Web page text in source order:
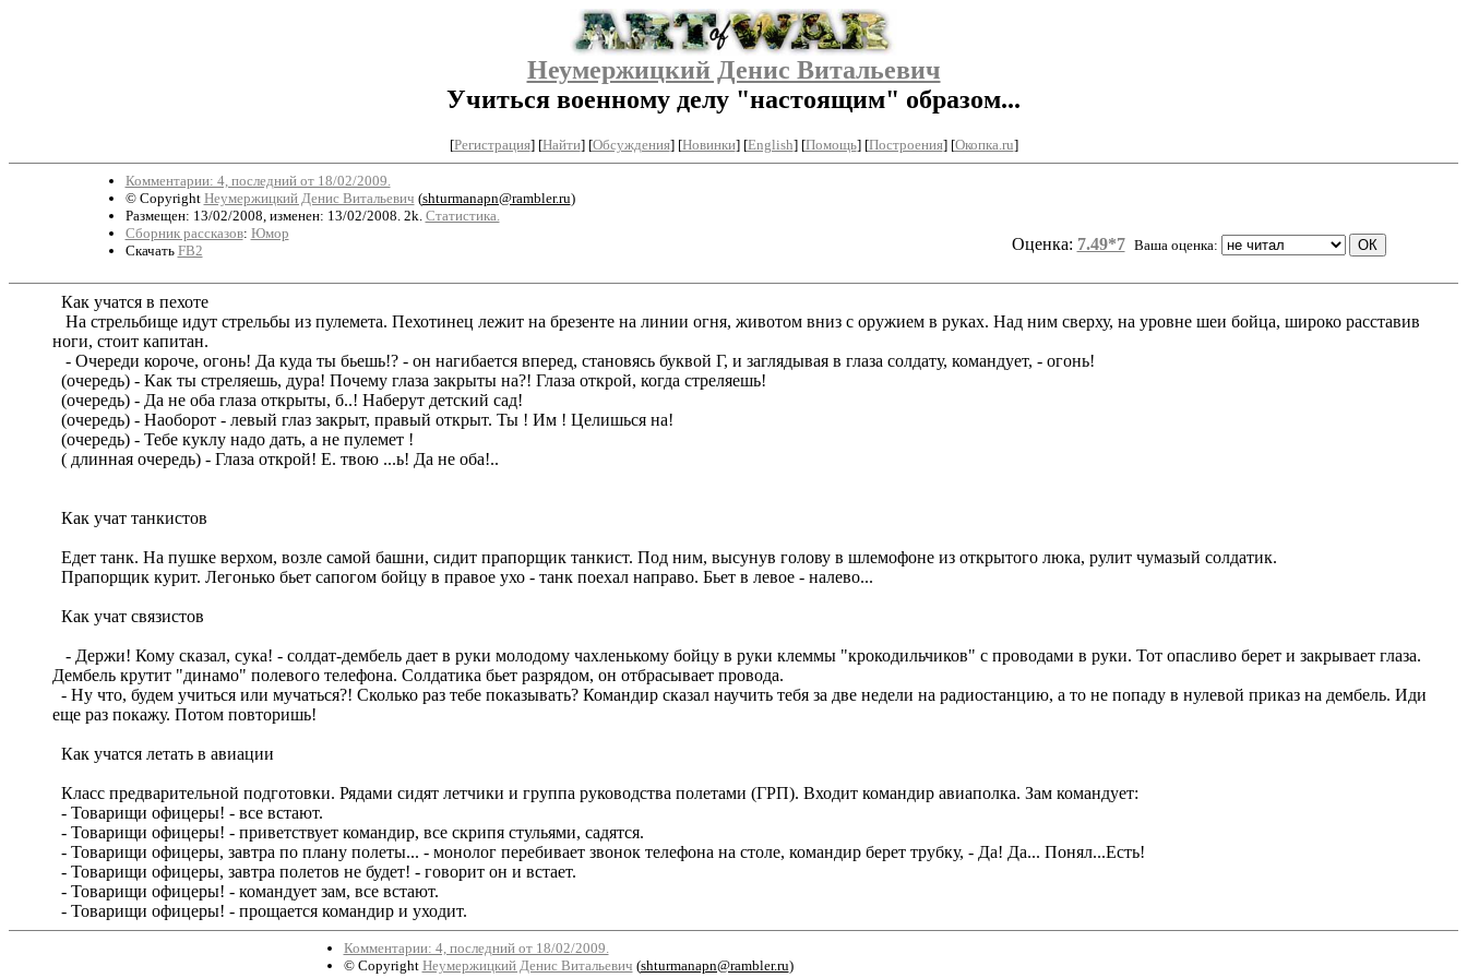
Неумержицкий Денис Витальевич
Учиться военному делу "настоящим" образом...
[Регистрация] [Найти] [Обсуждения] [Новинки] [English] [Помощь] [Построения] [Окопка.ru]
Комментарии: 4, последний от 18/02/2009.
© Copyright Неумержицкий Денис Витальевич (shturmanapn@rambler.ru)
Размещен: 13/02/2008, изменен: 13/02/2008. 2k. Статистика.
Сборник рассказов: Юмор
Скачать FB2 Оценка: 7.49*7 Ваша оценка:
Как учатся в пехоте
На стрельбище идут стрельбы из пулемета. Пехотинец лежит на брезенте на линии огня, животом вниз с оружием в руках. Над ним сверху, на уровне шеи бойца, широко расставив
ноги, стоит капитан.
- Очереди короче, огонь! Да куда ты бьешь!? - он нагибается вперед, становясь буквой Г, и заглядывая в глаза солдату, командует, - огонь!
(очередь) - Как ты стреляешь, дура! Почему глаза закрыты на?! Глаза открой, когда стреляешь!
(очередь) - Да не оба глаза открыты, б..! Наберут детский сад!
(очередь) - Наоборот - левый глаз закрыт, правый открыт. Ты ! Им ! Целишься на!
(очередь) - Тебе куклу надо дать, а не пулемет !
( длинная очередь) - Глаза открой! Е. твою ...ь! Да не оба!..
Как учат танкистов
Едет танк. На пушке верхом, возле самой башни, сидит прапорщик танкист. Под ним, высунув голову в шлемофоне из открытого люка, рулит чумазый солдатик.
Прапорщик курит. Легонько бьет сапогом бойцу в правое ухо - танк поехал направо. Бьет в левое - налево...
Как учат связистов
- Держи! Кому сказал, сука! - солдат-дембель дает в руки молодому чахленькому бойцу в руки клеммы "крокодильчиков" с проводами в руки. Тот опасливо берет и закрывает глаза.
Дембель крутит "динамо" полевого телефона. Солдатика бьет разрядом, он отбрасывает провода.
- Ну что, будем учиться или мучаться?! Сколько раз тебе показывать? Командир сказал научить тебя за две недели на радиостанцию, а то не попаду в нулевой приказ на дембель. Иди
еще раз покажу. Потом повторишь!
Как учатся летать в авиации
Класс предварительной подготовки. Рядами сидят летчики и группа руководства полетами (ГРП). Входит командир авиаполка. Зам командует:
- Товарищи офицеры! - все встают.
- Товарищи офицеры! - приветствует командир, все скрипя стульями, садятся.
- Товарищи офицеры, завтра по плану полеты... - монолог перебивает звонок телефона на столе, командир берет трубку, - Да! Да... Понял...Есть!
- Товарищи офицеры, завтра полетов не будет! - говорит он и встает.
- Товарищи офицеры! - командует зам, все встают.
- Товарищи офицеры! - прощается командир и уходит.
Комментарии: 4, последний от 18/02/2009.
© Copyright Неумержицкий Денис Витальевич (shturmanapn@rambler.ru)